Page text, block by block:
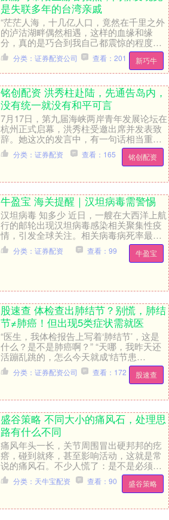
是失联多年的台湾亲戚
“茫茫人海，十几亿人口，竟然在千里之外
的泸沽湖畔偶然相遇，这样的血缘和缘
分，真的是巧合到我自己都震惊的程度
了。” 近日，上海的陈先生分享了一段不可
思议的亲身经历....
新巧牛
分类：证券配资公司 查看：201
铭创配资 洪秀柱赴陆，先通告岛内，
没有统一就没有和平可言
7月17日，第九届海峡两岸青年发展论坛在
杭州正式启幕，洪秀柱受邀出席并发表致
辞。她这次的发言中，有一句话相当重
要，她明确提出，两岸的和平必须建立在
国家统一的基础....
铭创配资
分类：证券配资 查看：165
牛盈宝 海关提醒｜汉坦病毒需警惕
汉坦病毒 知多少 近日，一艘在大西洋上航
行的邮轮出现汉坦病毒感染相关聚集性疫
情，引发全球关注。相关病毒病死率最高
可达50%，南非和瑞士都出现了与该邮轮
相关的确诊....
牛盈宝
分类：证券配资 查看：99
股速查 体检查出肺结节？别慌，肺结
节≠肺癌！但出现5类症状需就医
“医生，我体检报告上写着‘肺结节’，这是
什么？是不是肺癌啊？” “天哪，我昨天还
活蹦乱跳的，怎么今天就成‘结节患
者’了？” 近年来，随着体检的普及，越来
越多的人....
股速查
分类：证券配资公司 查看：172
盛谷策略 不同大小的痛风石，处理思
路有什么不同
痛风年头一长，关节周围冒出硬邦邦的疙
瘩，碰到就疼，甚至影响活动，这就是常
说的痛风石。不少人慌了：是不是必须手
术？能不能吃药消掉？其实不同大小的痛
风石处理思路完全....
盛谷策略
分类：天牛宝配资 查看：90